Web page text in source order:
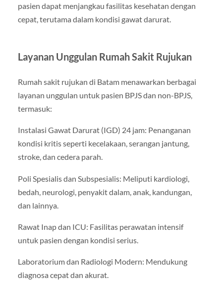
pasien dapat menjangkau fasilitas kesehatan dengan
cepat, terutama dalam kondisi gawat darurat.
Layanan Unggulan Rumah Sakit Rujukan
Rumah sakit rujukan di Batam menawarkan berbagai
layanan unggulan untuk pasien BPJS dan non-BPJS,
termasuk:
Instalasi Gawat Darurat (IGD) 24 jam: Penanganan
kondisi kritis seperti kecelakaan, serangan jantung,
stroke, dan cedera parah.
Poli Spesialis dan Subspesialis: Meliputi kardiologi,
bedah, neurologi, penyakit dalam, anak, kandungan,
dan lainnya.
Rawat Inap dan ICU: Fasilitas perawatan intensif
untuk pasien dengan kondisi serius.
Laboratorium dan Radiologi Modern: Mendukung
diagnosa cepat dan akurat.